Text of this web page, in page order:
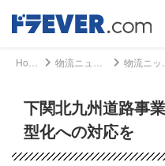
下関北九州道路事
型化への対応を